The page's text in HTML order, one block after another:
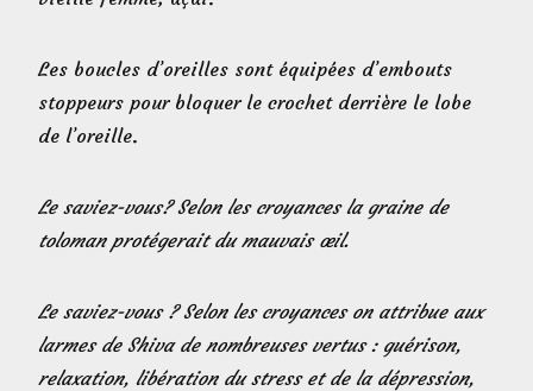
Les boucles d’oreilles sont équipées d’embouts
stoppeurs pour bloquer le crochet derrière le lobe
de l’oreille.
Le saviez-vous? Selon les croyances la graine de
toloman protégerait du mauvais œil.
Le saviez-vous ? Selon les croyances on attribue aux
larmes de Shiva de nombreuses vertus : guérison,
relaxation, libération du stress et de la dépression,